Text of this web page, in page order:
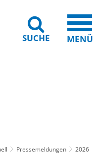
SUCHE MENÜ
Pressemeldungen
2026